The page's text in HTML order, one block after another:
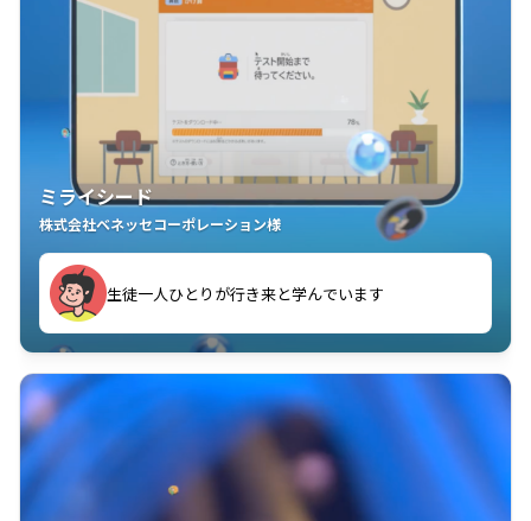
ミライシード
株式会社ベネッセコーポレーション様
生徒一人ひとりが行き来と学んでいます
教室中の児童生徒が「問題が解けてうれしい」「解く
ことが楽しい」を実感しています